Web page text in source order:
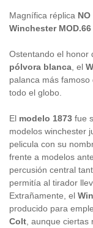
Magnífica réplica NO
Winchester MOD.66
Ostentando el honor
pólvora blanca , el
palanca más
todo el globo.
El modelo 1873 fue
modelos winchester
pelicula con su
frente a modelos
percusión central
permitía al tirador
Extrañamente, el
producido para
Colt , aunque